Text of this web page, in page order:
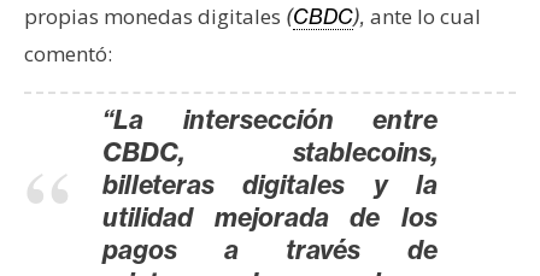
o
y
P
propias monedas digitales (CBDC), ante lo cual
comentó:
“La intersección entre
CBDC, stablecoins,
billeteras digitales y la
utilidad mejorada de los
pagos a través de